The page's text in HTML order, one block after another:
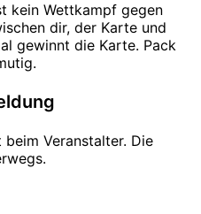
kein Wettkampf gegen
dir, der Karte und
gewinnt die Karte. Pack
Veranstalter. Die